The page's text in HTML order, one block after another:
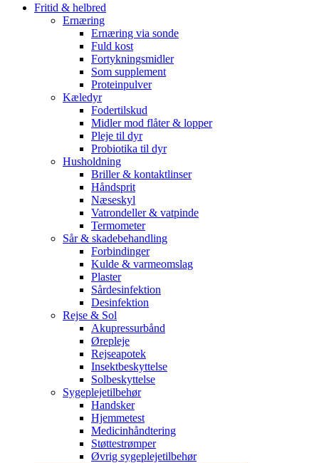
Fritid & helbred
Ernæring
Ernæring via sonde
Fuld kost
Fortykningsmidler
Som supplement
Proteinpulver
Kæledyr
Fodertilskud
Midler mod flåter & lopper
Pleje til dyr
Probiotika til dyr
Husholdning
Briller & kontaktlinser
Håndsprit
Næseskyl
Vatrondeller & vatpinde
Termometer
Sår & skadebehandling
Forbindinger
Kulde & varmeomslag
Plaster
Sårdesinfektion
Desinfektion
Rejse & Sol
Akupressurbånd
Ørepleje
Rejseapotek
Insektbeskyttelse
Solbeskyttelse
Sygeplejetilbehør
Handsker
Hjemmetest
Medicinhåndtering
Støttestrømper
Øvrig sygeplejetilbehør